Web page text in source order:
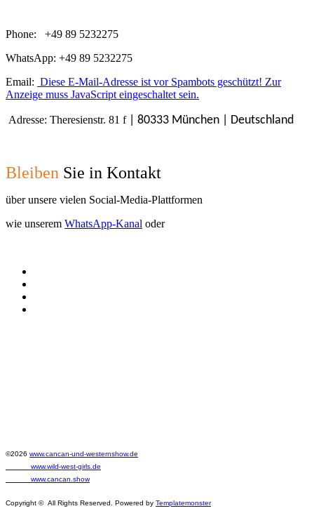
Phone: +49 89 5232275
WhatsApp: +49 89 5232275
Email: Diese E-Mail-Adresse ist vor Spambots geschützt! Zur
Anzeige muss JavaScript eingeschaltet sein.
Adresse: Theresienstr. 81 f | 80333 München | Deutschland
Bleiben Sie in Kontakt
über unsere vielen Social-Media-Plattformen
wie unserem WhatsApp-Kanal oder
©2026 www.cancan-und-westernshow.de
www.wild-west-girls.de
www.cancan.show
Copyright © All Rights Reserved. Powered by Templatemonster